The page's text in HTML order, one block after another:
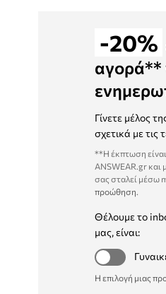
-20%
αγορά**
Γίνετε μέλος
σχετικά με τις
**Η έκπτωση
ANSWEAR.gr και
σας σταλεί μέσω
προώθηση.
Θέλουμε το
μας, είναι:
Η επιλογή μιας